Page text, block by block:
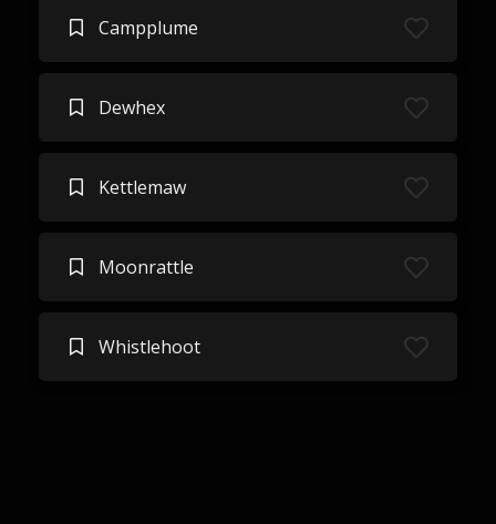
Campplume
Dewhex
Kettlemaw
Moonrattle
Whistlehoot